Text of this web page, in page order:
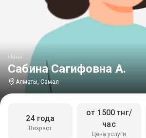
Сабина Сагифовна А.
Няня
Алматы, Самал
Возраст
24 года
Цена услуги
от 1500 тнг/
час